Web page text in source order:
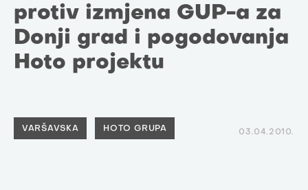
protiv izmjena GUP-a za
Donji grad i pogodovanja
Hoto projektu
VARŠAVSKA HOTO GRUPA 03.04.2010.